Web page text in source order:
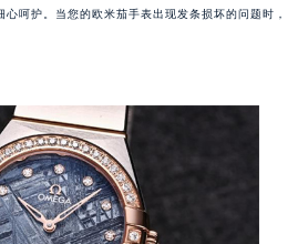
呵护。当您的欧米茄手表出现发条损坏的问题时，